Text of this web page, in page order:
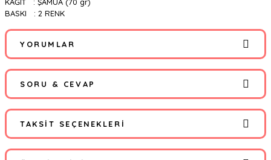
BASKI : 2 RENK
YORUMLAR
Bu ürüne ilk yorumu siz yapın!
Yorum Yaz
SORU & CEVAP
Ürün hakkında henüz soru sorulmamış.
TAKSIT SEÇENEKLERI